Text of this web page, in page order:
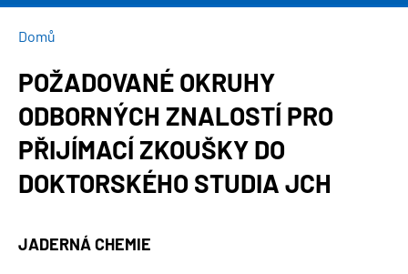
UCHAZEČI
STUDIUM
VĚDA
A
VÝZKUM
DROBEČKOVÁ
NAVIGACE
Domů
POŽADOVANÉ OKRUHY
ODBORNÝCH ZNALOSTÍ PRO
PŘIJÍMACÍ ZKOUŠKY DO
DOKTORSKÉHO STUDIA JCH
JADERNÁ CHEMIE